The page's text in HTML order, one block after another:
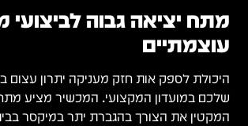
מתח יציאה גבוה לביצועי
עוצמתיים
היכולת לספק אות חזק מעניקה יתרון עצום
המקטין את הצורך בהגברת יתר במיקסר